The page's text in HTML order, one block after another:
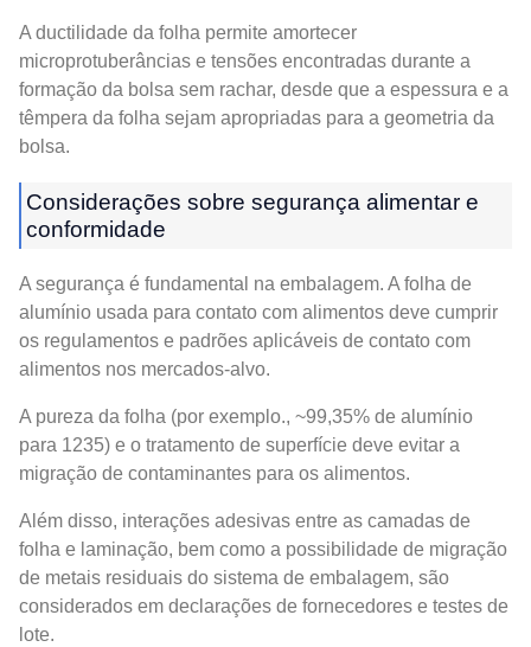
A ductilidade da folha permite amortecer
microprotuberâncias e tensões encontradas durante a
formação da bolsa sem rachar, desde que a espessura e a
têmpera da folha sejam apropriadas para a geometria da
bolsa.
Considerações sobre segurança alimentar e
conformidade
A segurança é fundamental na embalagem. A folha de
alumínio usada para contato com alimentos deve cumprir
os regulamentos e padrões aplicáveis ​​de contato com
alimentos nos mercados-alvo.
A pureza da folha (por exemplo., ~99,35% de alumínio
para 1235) e o tratamento de superfície deve evitar a
migração de contaminantes para os alimentos.
Além disso, interações adesivas entre as camadas de
folha e laminação, bem como a possibilidade de migração
de metais residuais do sistema de embalagem, são
considerados em declarações de fornecedores e testes de
lote.